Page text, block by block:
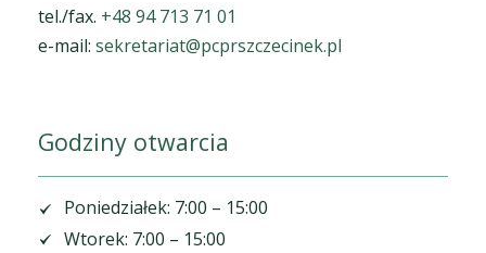
tel./fax. +48 94 713 71 01
e-mail: sekretariat@pcprszczecinek.pl
Godziny otwarcia
Poniedziałek: 7:00 – 15:00
Wtorek: 7:00 – 15:00